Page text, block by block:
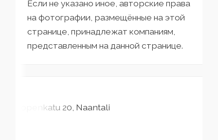
Если не указано иное, авторские права
на фотографии, размещённые на этой
странице, принадлежат компаниям,
представленным на данной странице.
Kopenkatu 20 Naantali